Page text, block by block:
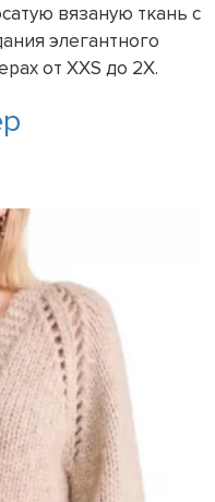
вязаную ткань с
элегантного
от XXS до 2X.